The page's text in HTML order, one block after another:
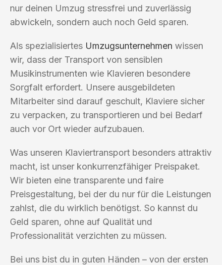
nur deinen Umzug stressfrei und zuverlässig
abwickeln, sondern auch noch Geld sparen.
Als spezialisiertes Umzugsunternehmen wissen
wir, dass der Transport von sensiblen
Musikinstrumenten wie Klavieren besondere
Sorgfalt erfordert. Unsere ausgebildeten
Mitarbeiter sind darauf geschult, Klaviere sicher
zu verpacken, zu transportieren und bei Bedarf
auch vor Ort wieder aufzubauen.
Was unseren Klaviertransport besonders attraktiv
macht, ist unser konkurrenzfähiger Preispaket.
Wir bieten eine transparente und faire
Preisgestaltung, bei der du nur für die Leistungen
zahlst, die du wirklich benötigst. So kannst du
Geld sparen, ohne auf Qualität und
Professionalität verzichten zu müssen.
Bei uns bist du in guten Händen – von der ersten